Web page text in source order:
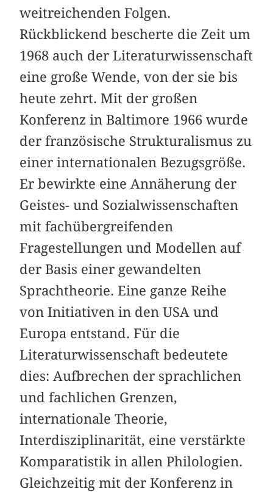
weitreichenden Folgen.
Rückblickend bescherte die Zeit um
1968 auch der Literaturwissenschaft
eine große Wende, von der sie bis
heute zehrt. Mit der großen
Konferenz in Baltimore 1966 wurde
der französische Strukturalismus zu
einer internationalen Bezugsgröße.
Er bewirkte eine Annäherung der
Geistes- und Sozialwissenschaften
mit fachübergreifenden
Fragestellungen und Modellen auf
der Basis einer gewandelten
Sprachtheorie. Eine ganze Reihe
von Initiativen in den USA und
Europa entstand. Für die
Literaturwissenschaft bedeutete
dies: Aufbrechen der sprachlichen
und fachlichen Grenzen,
internationale Theorie,
Interdisziplinarität, eine verstärkte
Komparatistik in allen Philologien.
Gleichzeitig mit der Konferenz in